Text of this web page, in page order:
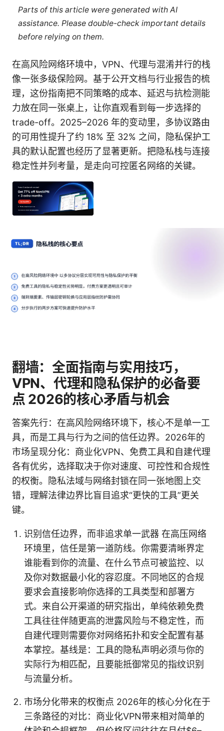
Parts of this article were generated with AI
assistance. Please double-check important details
before relying on them.
在高风险网络环境中，VPN、代理与混淆并行的栈
像一张多级保险网。基于公开文档与行业报告的梳
理，这份指南把不同策略的成本、延迟与抗检测能
力放在同一张桌上，让你直观看到每一步选择的
trade-off。2025–2026 年的变动里，多协议路由
的可用性提升了约 18% 至 32% 之间，隐私保护工
具的默认配置也经历了显著更新。把隐私栈与连接
稳定性并列考量，是走向可控匿名网络的关键。
翻墙：全面指南与实用技巧，
VPN、代理和隐私保护的必备要
点 2026的核心矛盾与机会
答案先行：在高风险网络环境下，核心不是单一工
具，而是工具与行为之间的信任边界。2026年的
市场呈现分化：商业化VPN、免费工具和自建代理
各有优劣，选择取决于你对速度、可控性和合规性
的权衡。隐私法域与网络封锁在同一张地图上交
错，理解法律边界比盲目追求“更快的工具”更关
键。
识别信任边界，而非追求单一武器 在高压网络
环境里，信任是第一道防线。你需要清晰界定
谁能看到你的流量、在什么节点可被监控、以
及你对数据最小化的容忍度。不同地区的合规
要求会直接影响你选择的工具类型和部署方
式。来自公开渠道的研究指出，单纯依赖免费
工具往往伴随更高的泄露风险与不稳定性，而
自建代理则需要你对网络拓扑和安全配置有基
本掌控。基线是：工具的隐私声明必须与你的
实际行为相匹配，且要能抵御常见的指纹识别
与流量分析。
市场分化带来的权衡点 2026年的核心分化在于
三条路径的对比：商业化VPN带来相对简单的